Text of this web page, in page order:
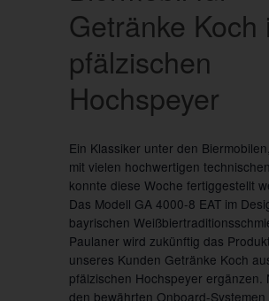
Getränke Koch
pfälzischen
Hochspeyer
Ein Klassiker unter den
mit vielen hochwertigen
konnte diese Woche fertiggestellt
Das Modell GA 4000-8 EAT im
bayrischen
Paulaner wird zukünftig das
unseres Kunden Getränke Koch
pfälzischen Hochspeyer ergänzen.
den bewährten Onboard-Systemen